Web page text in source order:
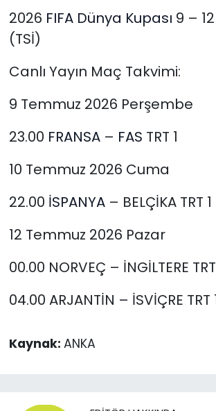
2026 FIFA Dünya Kupası 9 –
(TSİ)
Canlı Yayın Maç Takvimi:
9 Temmuz 2026 Perşembe
23.00 FRANSA– FAS TRT 1
10 Temmuz 2026 Cuma
22.00 İSPANYA– BELÇİKA TRT 1
12 Temmuz 2026 Pazar
00.00 NORVEÇ – İNGİLTERE TRT
04.00 ARJANTİN – İSVİÇRE TRT
Kaynak: ANKA